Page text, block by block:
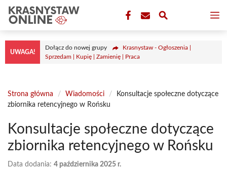
Przejdź
treści
UWAGA!
Dołącz do nowej grupy
Krasnystaw - Ogłoszenia |
Sprzedam | Kupię | Zamienię | Praca
Strona główna / Wiadomości /
Konsultacje społeczne dotyczące
zbiornika retencyjnego w Rońsku
Konsultacje społeczne dotyczące
zbiornika retencyjnego w Rońsku
Data dodania: 4 października 2025 r.